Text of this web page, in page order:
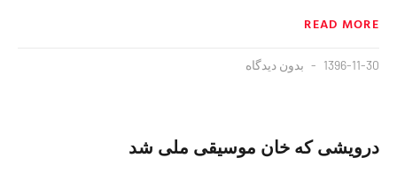
READ MORE
1396-11-30 بدون دیدگاه
درویشی که خان موسیقی ملی شد